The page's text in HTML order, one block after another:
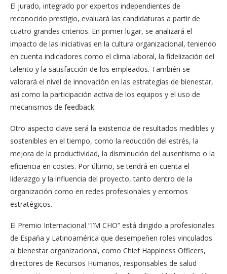
El jurado, integrado por expertos independientes de
reconocido prestigio, evaluará las candidaturas a partir de
cuatro grandes criterios. En primer lugar, se analizará el
impacto de las iniciativas en la cultura organizacional, teniendo
en cuenta indicadores como el clima laboral, la fidelización del
talento y la satisfacción de los empleados. También se
valorará el nivel de innovación en las estrategias de bienestar,
así como la participación activa de los equipos y el uso de
mecanismos de feedback.
Otro aspecto clave será la existencia de resultados medibles y
sostenibles en el tiempo, como la reducción del estrés, la
mejora de la productividad, la disminución del ausentismo o la
eficiencia en costes. Por último, se tendrá en cuenta el
liderazgo y la influencia del proyecto, tanto dentro de la
organización como en redes profesionales y entornos
estratégicos.
El Premio Internacional “I’M CHO” está dirigido a profesionales
de España y Latinoamérica que desempeñen roles vinculados
al bienestar organizacional, como Chief Happiness Officers,
directores de Recursos Humanos, responsables de salud